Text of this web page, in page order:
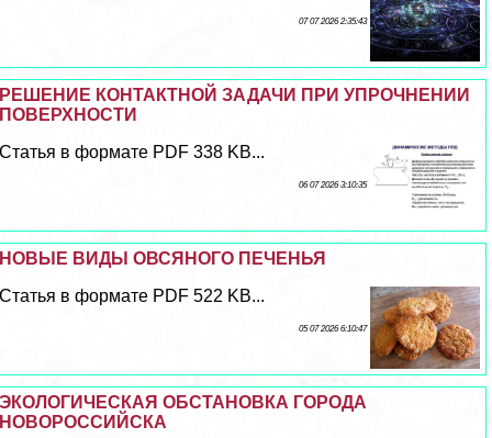
07 07 2026 2:35:43
РЕШЕНИЕ КОНТАКТНОЙ ЗАДАЧИ ПРИ УПРОЧНЕНИИ
ПОВЕРХНОСТИ
Статья в формате PDF 338 KB...
06 07 2026 3:10:35
НОВЫЕ ВИДЫ ОВСЯНОГО ПЕЧЕНЬЯ
Статья в формате PDF 522 KB...
05 07 2026 6:10:47
ЭКОЛОГИЧЕСКАЯ ОБСТАНОВКА ГОРОДА
НОВОРОССИЙСКА